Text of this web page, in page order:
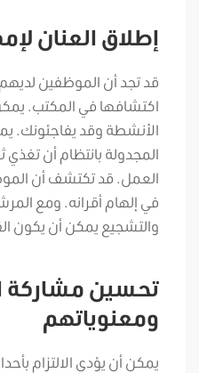
إطلاق العنان
قد تجد أن الموظفين
اكتشافها في المكتب.
الأنشطة وقد يفاجئونك.
المجدولة بانتظام أن
العمل. قد تكتشف أن
في إلهام أقرانه. ومع
والتشجيع يمكن أن يكون
تحسين مشاركة
ومعنوياتهم
يمكن أن يؤدي الالتزام